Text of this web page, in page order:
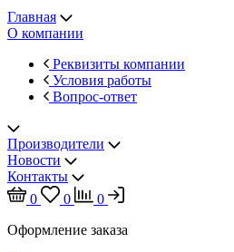
Главная
О компании
Реквизиты компании
Условия работы
Вопрос-ответ
Производители
Новости
Контакты
0
0
0
Оформление заказа